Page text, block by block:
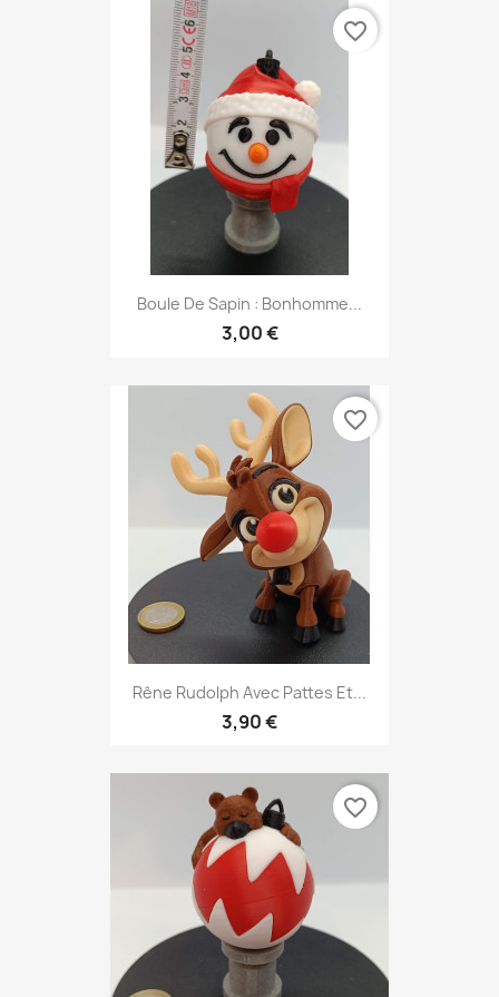
Boule De Sapin : Bonhomme...
3,00 €
favorite_border
Rêne Rudolph Avec Pattes Et...
3,90 €
favorite_border
favorite_border